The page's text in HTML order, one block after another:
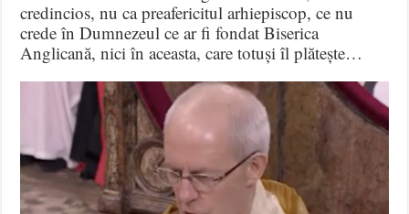
credincios, nu ca preafericitul arhiepiscop, ce nu
crede în Dumnezeul ce ar fi fondat Biserica
Anglicană, nici în aceasta, care totuși îl plătește…